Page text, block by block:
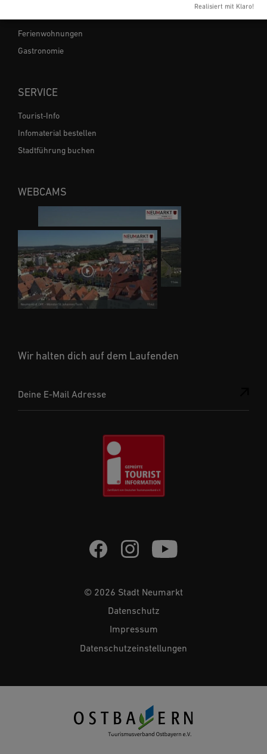
Wir halten dich auf dem Laufenden
Deine E-Mail Adresse
Ferienwohnungen
Gastronomie
SERVICE
Tourist-Info
Infomaterial bestellen
Stadtführung buchen
WEBCAMS
© 2026 Stadt Neumarkt
Datenschutz
Impressum
Datenschutzeinstellungen
Realisiert mit Klaro!